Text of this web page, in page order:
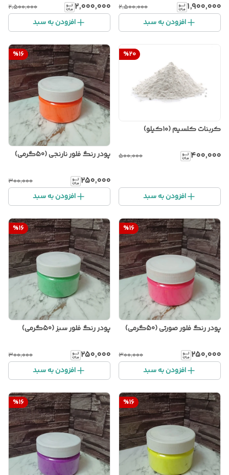
۱٬۹۰۰٬۰۰۰ ۲٬۵۰۰٬۰۰۰
افزودن به سبد
۲٬۰۰۰٬۰۰۰ ۲٬۵۰۰٬۰۰۰
افزودن به سبد
%20
کربنات کلسیم (۱۰کیلو)
۴۰۰٬۰۰۰ ۵۰۰٬۰۰۰
افزودن به سبد
%16
پودر رنگ فلور نارنجی (50گرمی)
۲۵۰٬۰۰۰ ۳۰۰٬۰۰۰
افزودن به سبد
%16
پودر رنگ فلور صورتی (50گرمی)
۲۵۰٬۰۰۰ ۳۰۰٬۰۰۰
افزودن به سبد
%16
پودر رنگ فلور سبز (50گرمی)
۲۵۰٬۰۰۰ ۳۰۰٬۰۰۰
افزودن به سبد
%16
%16